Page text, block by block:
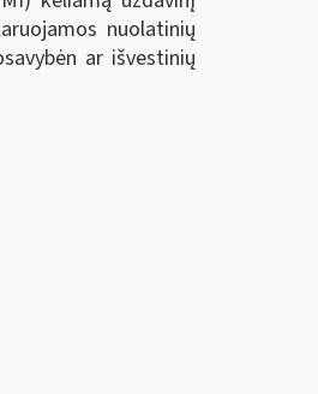
nuolatinių
ar išvestinių